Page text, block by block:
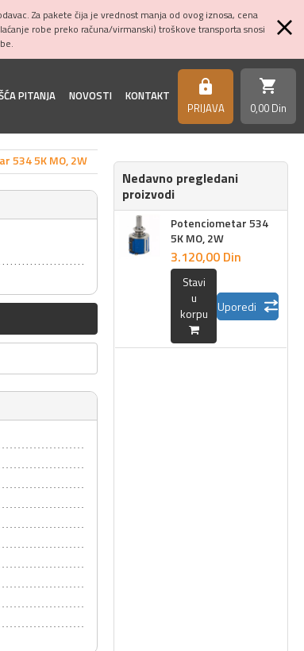
Za pakete čija je vrednost manja od ovog iznosa, cena
robe preko računa/virmanski) troškove transporta snosi
PITANJA NOVOSTI KONTAKT https
PRIJAVA
shopping_cart
0,00 Din
534 5K MO, 2W
Nedavno pregledani
proizvodi
Potenciometar 534
5K MO, 2W
3.120,00 Din
Stavi
u
korpu
Uporedi